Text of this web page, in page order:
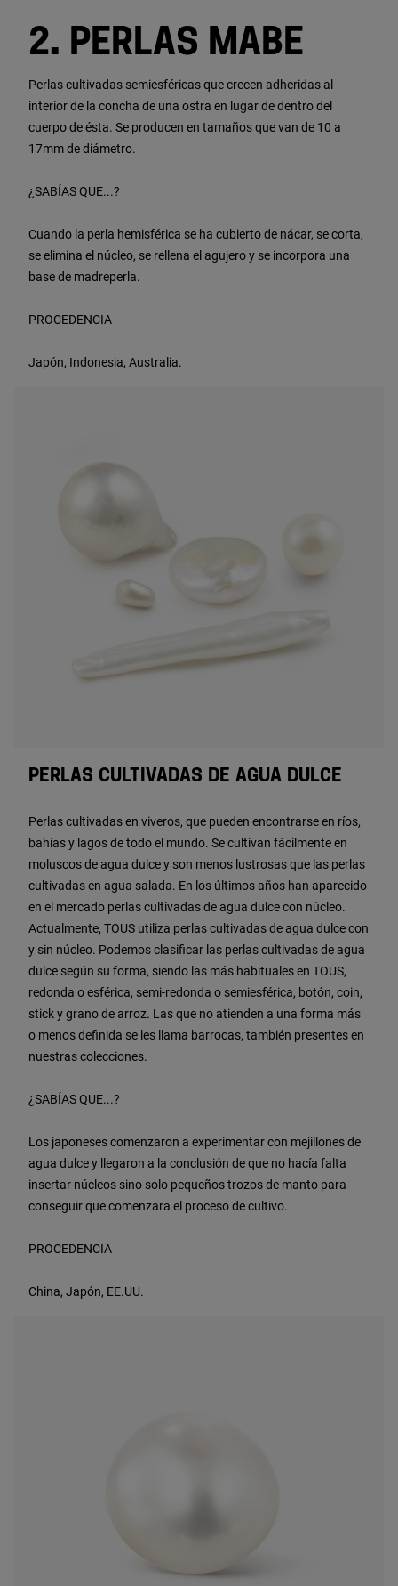
2. PERLAS MABE
Perlas cultivadas semiesféricas que crecen adheridas al
interior de la concha de una ostra en lugar de dentro del
cuerpo de ésta. Se producen en tamaños que van de 10 a
17mm de diámetro.
¿SABÍAS QUE...?
Cuando la perla hemisférica se ha cubierto de nácar, se corta,
se elimina el núcleo, se rellena el agujero y se incorpora una
base de madreperla.
PROCEDENCIA
Japón, Indonesia, Australia.
PERLAS CULTIVADAS DE AGUA DULCE
Perlas cultivadas en viveros, que pueden encontrarse en ríos,
bahías y lagos de todo el mundo. Se cultivan fácilmente en
moluscos de agua dulce y son menos lustrosas que las perlas
cultivadas en agua salada. En los últimos años han aparecido
en el mercado perlas cultivadas de agua dulce con núcleo.
Actualmente, TOUS utiliza perlas cultivadas de agua dulce con
y sin núcleo. Podemos clasificar las perlas cultivadas de agua
dulce según su forma, siendo las más habituales en TOUS,
redonda o esférica, semi-redonda o semiesférica, botón, coin,
stick y grano de arroz. Las que no atienden a una forma más
o menos definida se les llama barrocas, también presentes en
nuestras colecciones.
¿SABÍAS QUE...?
Los japoneses comenzaron a experimentar con mejillones de
agua dulce y llegaron a la conclusión de que no hacía falta
insertar núcleos sino solo pequeños trozos de manto para
conseguir que comenzara el proceso de cultivo.
PROCEDENCIA
China, Japón, EE.UU.